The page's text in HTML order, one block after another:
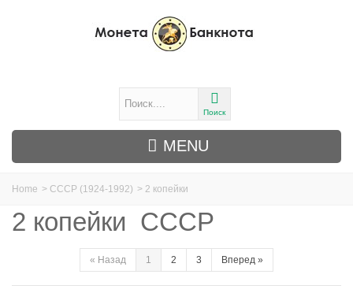
Поиск
MENU
Home > СССР (1924-1992) > 2 копейки
2 копейки СССР
« Назад 1 2 3 Вперед »